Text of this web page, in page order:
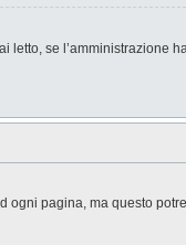
se l’amministrazione
ogni pagina, ma questo